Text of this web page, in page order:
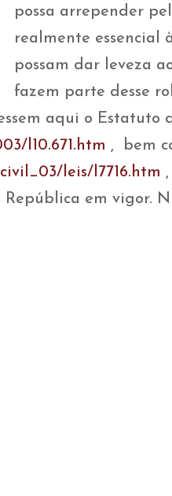
possa arrepender
realmente essencial
possam dar leveza
fazem parte desse
aqui o Estatuto
l10.671.htm , bem
leis/l7716.htm
em vigor.